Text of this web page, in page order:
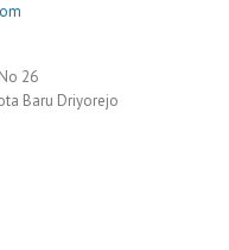
26
Baru Driyorejo